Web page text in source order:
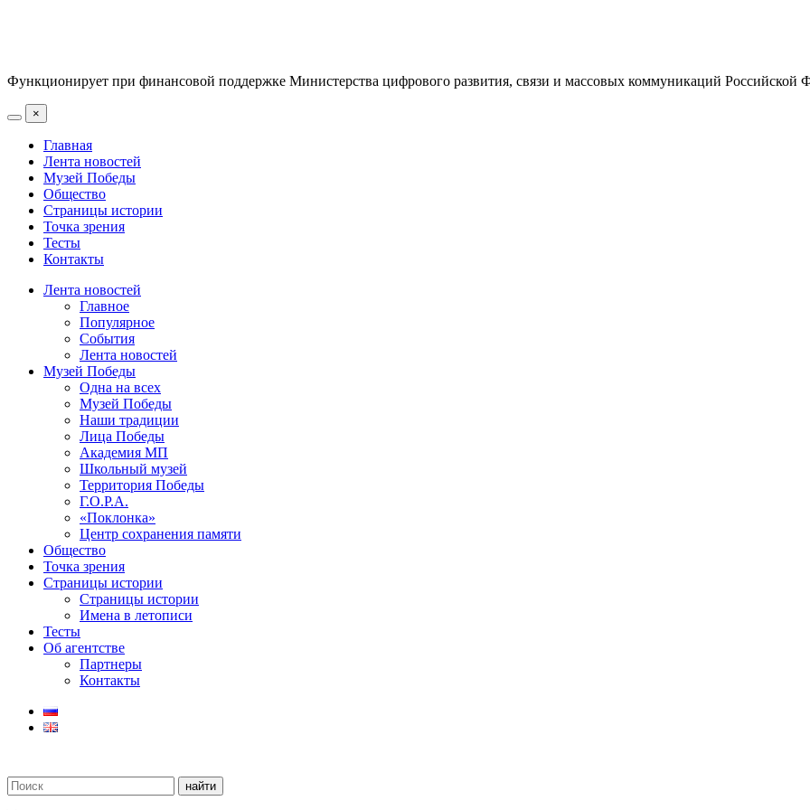
Функционирует при финансовой поддержке Министерства цифрового развития, связи и массовых коммуникаций Российской
×
Главная
Лента новостей
Музей Победы
Общество
Страницы истории
Точка зрения
Тесты
Контакты
Лента новостей
Главное
Популярное
События
Лента новостей
Музей Победы
Одна на всех
Музей Победы
Наши традиции
Лица Победы
Академия МП
Школьный музей
Территория Победы
Г.О.Р.А.
«Поклонка»
Центр сохранения памяти
Общество
Точка зрения
Страницы истории
Страницы истории
Имена в летописи
Тесты
Об агентстве
Партнеры
Контакты